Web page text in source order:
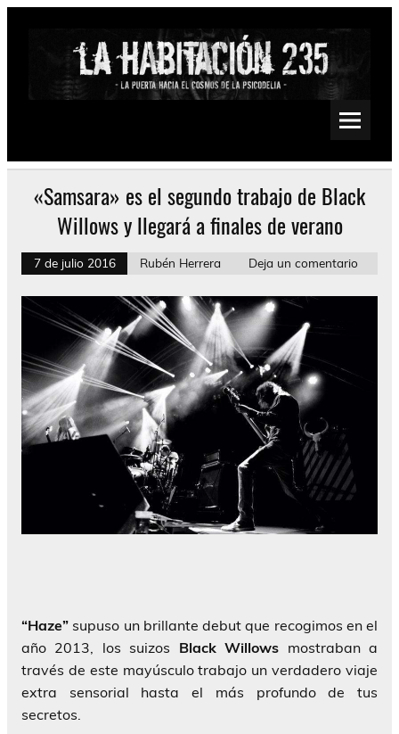
Saltar
Psychedelic, Stoner, Doom, Sludge, Fuzz, Space, Drone
«Samsara» es el segundo trabajo de Black
Willows y llegará a finales de verano
7 de julio 2016 Rubén Herrera Deja un comentario
“Haze” supuso un brillante debut que recogimos en el
año 2013, los suizos Black Willows mostraban a
través de este mayúsculo trabajo un verdadero viaje
extra sensorial hasta el más profundo de tus
secretos.